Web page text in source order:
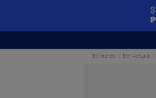
Stirileprotv Știri Actuale